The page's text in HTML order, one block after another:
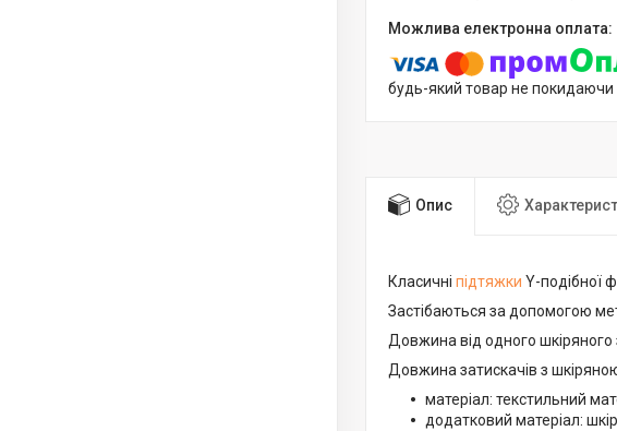
будь-який товар не покидаючи
Опис
Класичні підтяжки Y-подібної
Застібаються за допомогою
Довжина від одного шкіряного
Довжина затискачів з
матеріал: текстильний
додатковий матеріал: